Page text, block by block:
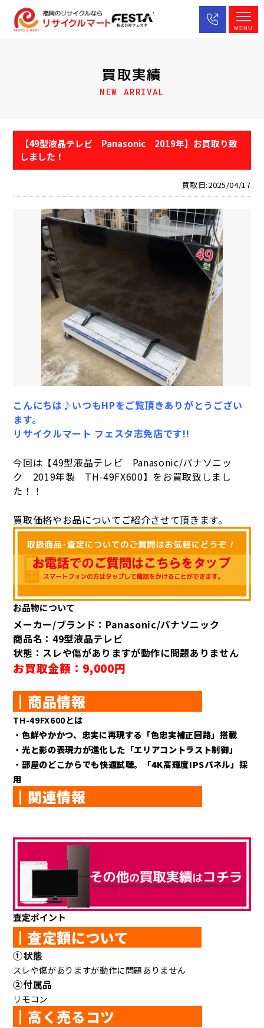
買取実績
NEW ARRIVAL
【49型液晶テレビ Panasonic 2019年】お買取り致
しました！
買取日:2025/04/17
こんにちは♪いつもHPをご覧頂きありがとうござい
ます。
リサイクルマート フェスタ志免店です!!
今回は【49型液晶テレビ Panasonic/パナソニッ
ク 2019年製 TH-49FX600】をお買取致しまし
た！！
買取価格やお品についてご紹介させて頂きます。
お品物について
メーカー/ブランド：Panasonic/パナソニック
商品名：49型液晶テレビ
状態：スレや傷がありますが動作に問題ありません
お買取金額：9,000円
┃商品情報
TH-49FX600とは
・色鮮やかかつ、忠実に再現する「色忠実補正回路」搭載
・光と影の表現力が進化した「エリアコントラスト制御」
・部屋のどこからでも快適試聴。「4K高輝度IPSパネル」採
用
┃関連情報
査定ポイント
┃査定額について
①状態
スレや傷がありますが動作に問題ありません
②付属品
リモコン
┃高く売るコツ
MENU